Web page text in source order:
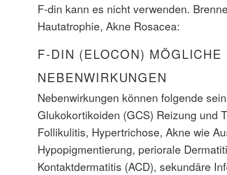
F-din kann es nicht verwenden.
Hautatrophie, Akne Rosacea:
F-DIN (ELOCON) MÖGLICHE
NEBENWIRKUNGEN
Nebenwirkungen können folgende
Glukokortikoiden (GCS) Reizung und
Follikulitis, Hypertrichose, Akne wie
Hypopigmentierung, periorale
Kontaktdermatitis (ACD), sekundäre